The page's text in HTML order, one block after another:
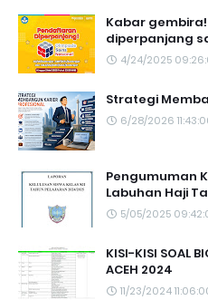
Kabar
diperpanjang
4/24/2025
Strategi
6/28/2026
Pengumuman
Labuhan Haji
5/05/2025
KISI-KISI SOAL
ACEH 2024
11/23/2024